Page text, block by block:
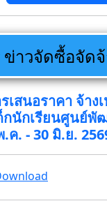
ข่าวจัดซื้อจัดจ้
เสนอราคา จ้าง
กนักเรียนศูนย์พั
ค. - 30 มิ.ย.